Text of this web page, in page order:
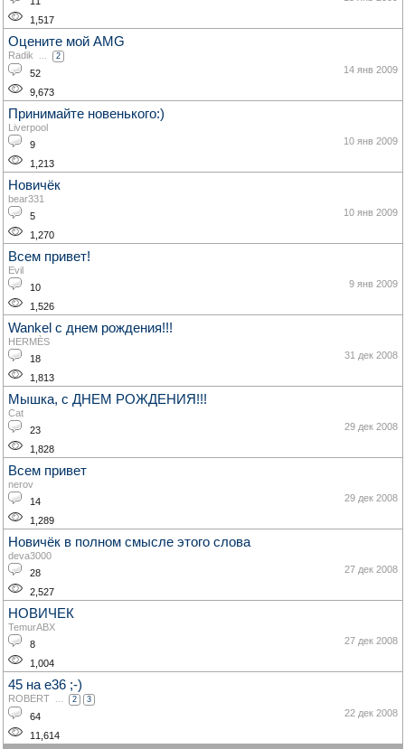
1,517
Оцените мой AMG
Radik ... 2
52
9,673
14 янв 2009
Принимайте новенького:)
Liverpool
9
1,213
10 янв 2009
Новичёк
bear331
5
1,270
10 янв 2009
Всем привет!
Evil
10
1,526
9 янв 2009
Wankel с днем рождения!!!
HERMÈS
18
1,813
31 дек 2008
Мышка, с ДНЕМ РОЖДЕНИЯ!!!
Cat
23
1,828
29 дек 2008
Всем привет
nerov
14
1,289
29 дек 2008
Новичёк в полном смысле этого слова
deva3000
28
2,527
27 дек 2008
НОВИЧЕК
TemurABX
8
1,004
27 дек 2008
45 на е36 ;-)
ROBERT ... 2 3
64
11,614
22 дек 2008